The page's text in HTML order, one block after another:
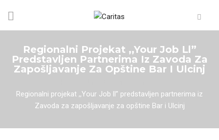
Regionalni Projekat ,,Your Job Ll”
Predstavljen Partnerima Iz Zavoda Za
Zapošljavanje Za Opštine Bar I Ulcinj
Regionalni projekat ,,Your Job ll” predstavljen partnerima iz
Zavoda za zapošljavanje za opštine Bar i Ulcinj